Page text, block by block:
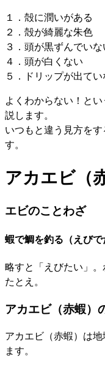
１．殻に潤いがある
２．殻が綺麗な朱色
３．頭が黒ずんでいな
４．頭が白くない
５．ドリップが出て
よくわからない！と
説します。
いつもと違う見方を
す。
アカエビ（
エビのことわざ
蝦で鯛を釣る（えびで
略すと「えびたい」
たとえ。
アカエビ（赤蝦）
アカエビ（赤蝦）は
ます。